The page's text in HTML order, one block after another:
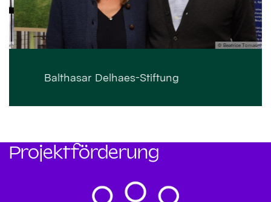
© Beatrice Tomasetti
Balthasar Delhaes-Stiftung
Projektförderung